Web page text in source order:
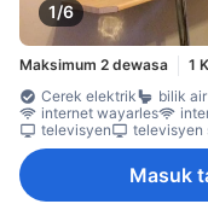
1/6
Maksimum 2 dewasa
1
Cerek elektrik
bilik
internet wayarles
televisyen
televisyen
Masuk